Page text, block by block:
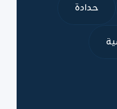
حدادة